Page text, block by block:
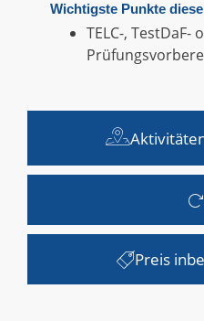
Preis
Wichtigste Punkte
TELC-, TestDaF-